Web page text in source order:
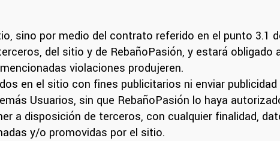
sino por medio del contrato referido en el punto 3.1
del sitio y de RebañoPasión, y estará obligado
violaciones produjeren.
en el sitio con fines publicitarios ni enviar
Usuarios, sin que RebañoPasión lo haya
a disposición de terceros, con cualquier finalidad,
y/o promovidas por el sitio.